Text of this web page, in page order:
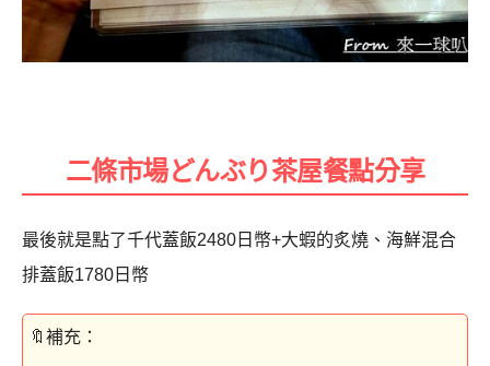
二條市場どんぶり茶屋餐點分享
最後就是點了千代蓋飯2480日幣+大蝦的炙燒、海鮮混合
排蓋飯1780日幣